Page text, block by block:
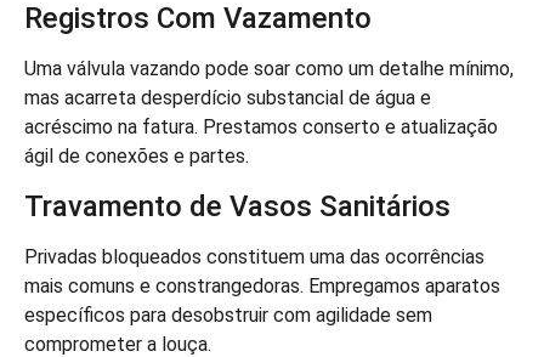
Registros Com Vazamento
Uma válvula vazando pode soar como um detalhe mínimo,
mas acarreta desperdício substancial de água e
acréscimo na fatura. Prestamos conserto e atualização
ágil de conexões e partes.
Travamento de Vasos Sanitários
Privadas bloqueados constituem uma das ocorrências
mais comuns e constrangedoras. Empregamos aparatos
específicos para desobstruir com agilidade sem
comprometer a louça.